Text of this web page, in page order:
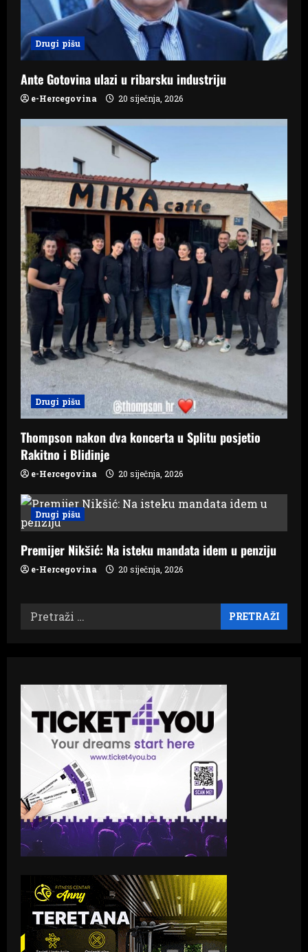
i
o
n
Drugi pišu
Ante Gotovina ulazi u ribarsku industriju
e-Hercegovina 20 siječnja, 2026
Drugi pišu
Thompson nakon dva koncerta u Splitu posjetio
Rakitno i Blidinje
e-Hercegovina 20 siječnja, 2026
Drugi pišu
Premijer Nikšić: Na isteku mandata idem u penziju
e-Hercegovina 20 siječnja, 2026
Pretraži: